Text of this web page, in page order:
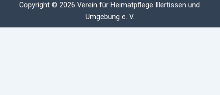
Copyright © 2026 Verein für Heimatpflege Illertissen und
Umgebung e. V.